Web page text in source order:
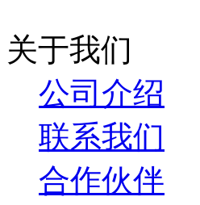
关于我们
公司介绍
联系我们
合作伙伴